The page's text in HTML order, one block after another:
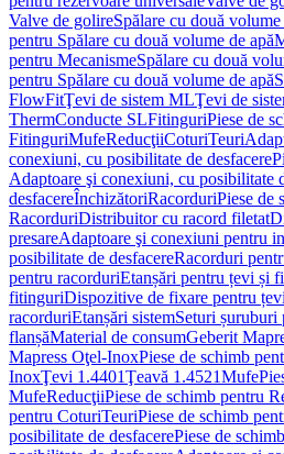
Valve de golireSpălare cu două volume
pentru Spălare cu două volume de apă
pentru MecanismeSpălare cu două
pentru Spălare cu două volume de apă
FlowFitŢevi de sistem MLŢevi de
ThermConducte SLFitinguriPiese de
FitinguriMufeReducţiiCoturiTeuri
conexiuni, cu posibilitate de desfacere
Adaptoare şi conexiuni, cu posibilitate
desfacereÎnchizătoriRacorduriPiese de
RacorduriDistribuitor cu racord filetat
presareAdaptoare şi conexiuni pentru
posibilitate de desfacereRacorduri
pentru racorduriEtanșări pentru țevi și
fitinguriDispozitive de fixare pentru țevi
racorduriEtanșări sistemSeturi șuruburi
flanșăMaterial de consumGeberit
Mapress Oţel-InoxPiese de schimb
InoxŢevi 1.4401Ţeavă 1.4521Mufe
MufeReducţiiPiese de schimb pentru
pentru CoturiTeuriPiese de schimb
posibilitate de desfacerePiese de